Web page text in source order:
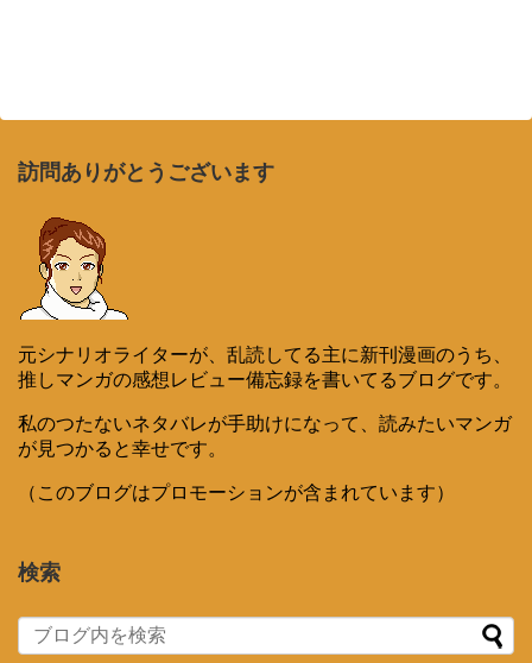
訪問ありがとうございます
元シナリオライターが、乱読してる主に新刊漫画のうち、
推しマンガの感想レビュー備忘録を書いてるブログです。
私のつたないネタバレが手助けになって、読みたいマンガ
が見つかると幸せです。
（このブログはプロモーションが含まれています）
検索